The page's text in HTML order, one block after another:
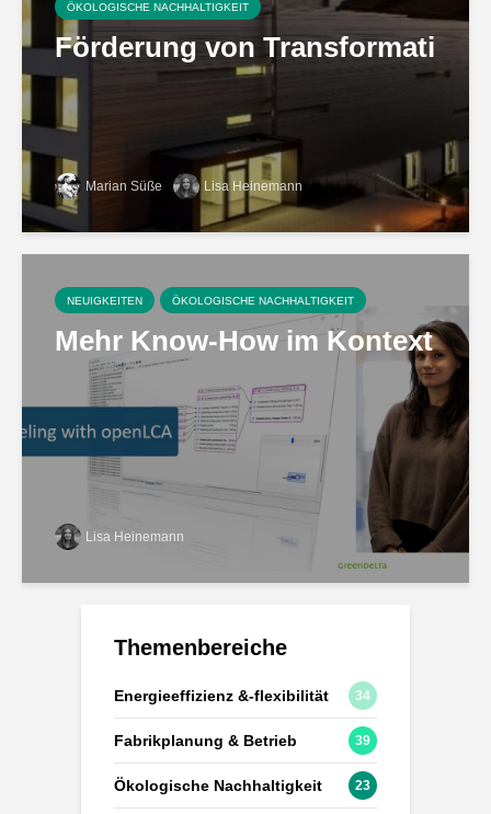
ÖKOLOGISCHE NACHHALTIGKEIT
Förderung von
Marian Süße Lisa Heinemann
NEUIGKEITEN ÖKOLOGISCHE NACHHALTIGKEIT
Mehr Know-How im Kontext
Lisa Heinemann
Themenbereiche
Energieeffizienz &-flexibilität 34
Fabrikplanung & Betrieb 39
Ökologische Nachhaltigkeit 23